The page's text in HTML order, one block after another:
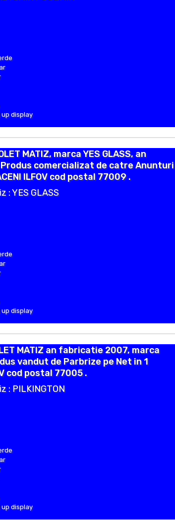
up display
MATIZ, marca YES GLASS, an
comercializat de catre Anunturi
ILFOV cod postal 77009 .
: YES GLASS
up display
MATIZ an fabricatie 2007, marca
vandut de Parbrize pe Net in 1
cod postal 77005 .
: PILKINGTON
up display